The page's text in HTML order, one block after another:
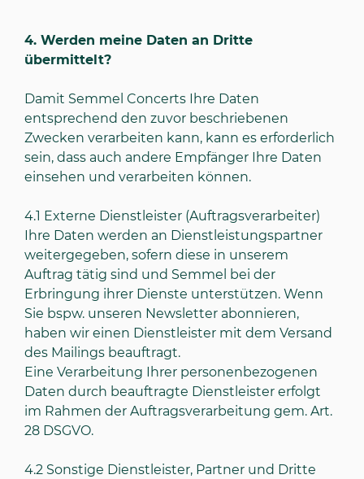
4. Werden meine Daten an Dritte
übermittelt?
Damit Semmel Concerts Ihre Daten
entsprechend den zuvor beschriebenen
Zwecken verarbeiten kann, kann es erforderlich
sein, dass auch andere Empfänger Ihre Daten
einsehen und verarbeiten können.
4.1 Externe Dienstleister (Auftragsverarbeiter)
Ihre Daten werden an Dienstleistungspartner
weitergegeben, sofern diese in unserem
Auftrag tätig sind und Semmel bei der
Erbringung ihrer Dienste unterstützen. Wenn
Sie bspw. unseren Newsletter abonnieren,
haben wir einen Dienstleister mit dem Versand
des Mailings beauftragt.
Eine Verarbeitung Ihrer personenbezogenen
Daten durch beauftragte Dienstleister erfolgt
im Rahmen der Auftragsverarbeitung gem. Art.
28 DSGVO.
4.2 Sonstige Dienstleister, Partner und Dritte